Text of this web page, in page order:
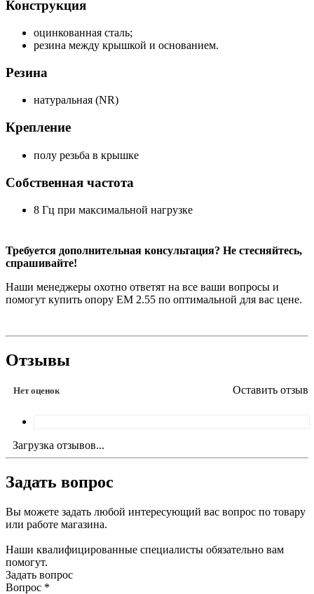
Конструкция
оцинкованная сталь;
резина между крышкой и основанием.
Резина
натуральная (NR)
Крепление
полу резьба в крышке
Собственная частота
8 Гц при максимальной нагрузке
Требуется дополнительная консультация? Не стесняйтесь,
спрашивайте!
Наши менеджеры охотно ответят на все ваши вопросы и
помогут купить опору EM 2.55 по оптимальной для вас цене.
Отзывы
Нет оценок Оставить отзыв
Загрузка отзывов...
Задать вопрос
Вы можете задать любой интересующий вас вопрос по товару
или работе магазина.
Наши квалифицированные специалисты обязательно вам
помогут.
Задать вопрос
Вопрос *